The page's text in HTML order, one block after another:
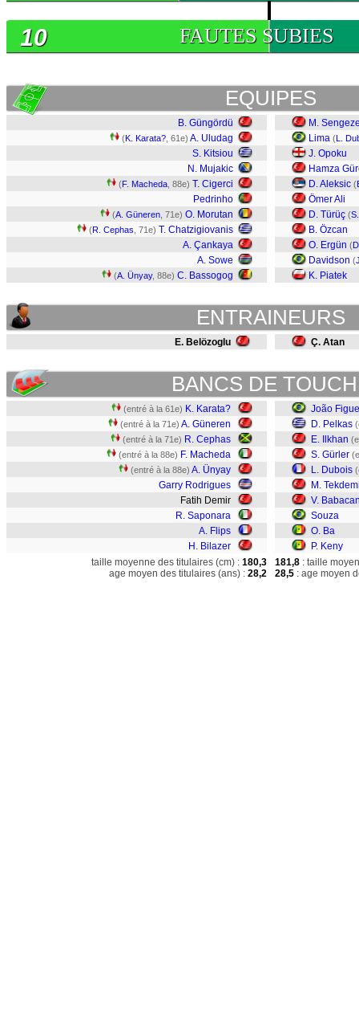
FAUTES SUBIES
10
EQUIPES
B. Güngördü
(K. Karata? , 61e) A. Uludag
S. Kitsiou
N. Mujakic
(F. Macheda , 88e) T. Cigerci
Pedrinho
(A. Güneren , 71e) O. Morutan
(R. Cephas , 71e) T. Chatzigiovanis
A. Çankaya
A. Sowe
(A. Ünyay, 88e) C. Bassogog
M.
Lima (L.
J. Opoku
Hamza
D. Aleksic (
Ömer Ali
D. Türüç (
B. Özcan
O. Ergün (
Davidson (
K. Piatek
ENTRAINEURS
E. Belözoglu Ç. Atan
BANCS DE
(entré à la 61e) K. Karata?
(entré à la 71e) A. Güneren
(entré à la 71e) R. Cephas
(entré à la 88e) F. Macheda
(entré à la 88e) A. Ünyay
Garry Rodrigues
Fatih Demir
R. Saponara
A. Flips
H. Bilazer
João
D. Pelkas
E. Ilkhan
S. Gürler
L. Dubois
M.
V.
Souza
O. Ba
P. Keny
taille moyenne des titulaires (cm) : 180,3
age moyen des titulaires (ans) : 28,2
181,8 : taille
28,5 : age moyen